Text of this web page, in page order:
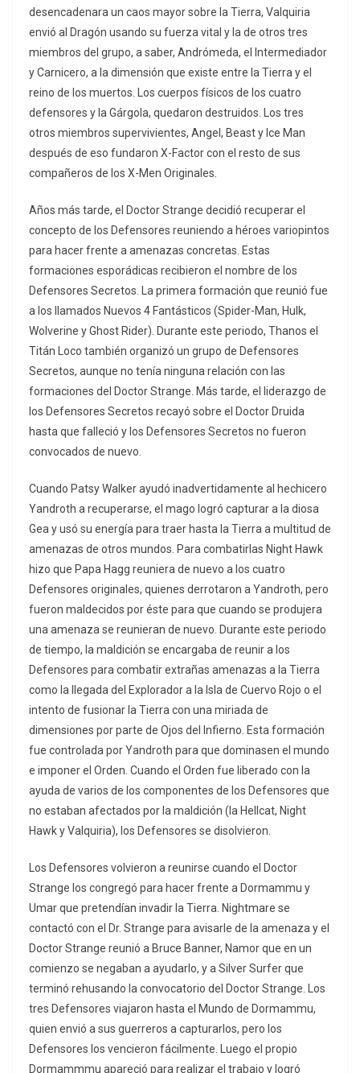
desencadenara un caos mayor sobre la Tierra, Valquiria
envió al Dragón usando su fuerza vital y la de otros tres
miembros del grupo, a saber, Andrómeda, el Intermediador
y Carnicero, a la dimensión que existe entre la Tierra y el
reino de los muertos. Los cuerpos físicos de los cuatro
defensores y la Gárgola, quedaron destruidos. Los tres
otros miembros supervivientes, Angel, Beast y Ice Man
después de eso fundaron X-Factor con el resto de sus
compañeros de los X-Men Originales.
Años más tarde, el Doctor Strange decidió recuperar el
concepto de los Defensores reuniendo a héroes variopintos
para hacer frente a amenazas concretas. Estas
formaciones esporádicas recibieron el nombre de los
Defensores Secretos. La primera formación que reunió fue
a los llamados Nuevos 4 Fantásticos (Spider-Man, Hulk,
Wolverine y Ghost Rider). Durante este periodo, Thanos el
Titán Loco también organizó un grupo de Defensores
Secretos, aunque no tenía ninguna relación con las
formaciones del Doctor Strange. Más tarde, el liderazgo de
los Defensores Secretos recayó sobre el Doctor Druida
hasta que falleció y los Defensores Secretos no fueron
convocados de nuevo.
Cuando Patsy Walker ayudó inadvertidamente al hechicero
Yandroth a recuperarse, el mago logró capturar a la diosa
Gea y usó su energía para traer hasta la Tierra a multitud de
amenazas de otros mundos. Para combatirlas Night Hawk
hizo que Papa Hagg reuniera de nuevo a los cuatro
Defensores originales, quienes derrotaron a Yandroth, pero
fueron maldecidos por éste para que cuando se produjera
una amenaza se reunieran de nuevo. Durante este periodo
de tiempo, la maldición se encargaba de reunir a los
Defensores para combatir extrañas amenazas a la Tierra
como la llegada del Explorador a la Isla de Cuervo Rojo o el
intento de fusionar la Tierra con una miriada de
dimensiones por parte de Ojos del Infierno. Esta formación
fue controlada por Yandroth para que dominasen el mundo
e imponer el Orden. Cuando el Orden fue liberado con la
ayuda de varios de los componentes de los Defensores que
no estaban afectados por la maldición (la Hellcat, Night
Hawk y Valquiria), los Defensores se disolvieron.
Los Defensores volvieron a reunirse cuando el Doctor
Strange los congregó para hacer frente a Dormammu y
Umar que pretendían invadir la Tierra. Nightmare se
contactó con el Dr. Strange para avisarle de la amenaza y el
Doctor Strange reunió a Bruce Banner, Namor que en un
comienzo se negaban a ayudarlo, y a Silver Surfer que
terminó rehusando la convocatorio del Doctor Strange. Los
tres Defensores viajaron hasta el Mundo de Dormammu,
quien envió a sus guerreros a capturarlos, pero los
Defensores los vencieron fácilmente. Luego el propio
Dormammmu apareció para realizar el trabajo y logró